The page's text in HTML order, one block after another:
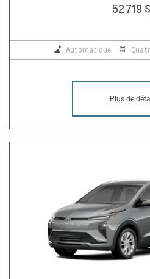
52 719 $
Automatique
Plus de